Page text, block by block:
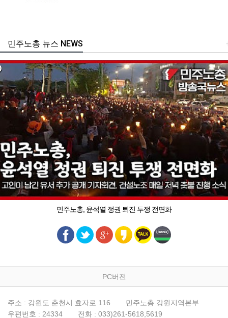
주노총 뉴스 NEWS
민주노총, 윤석열 정권 퇴진 투쟁 전면화
PC버전
주소 : 강원도 춘천시 효자로 116
민주노총 강원지역본부
우편번호 : 24334
전화 : 033)261-5618,5619